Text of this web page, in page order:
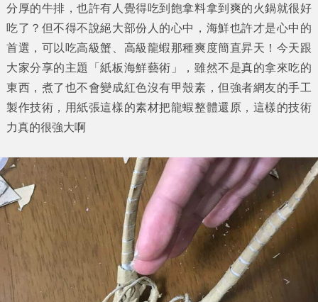
分厚的牛排，也許有人覺得吃到飽拿料拿到爽的火鍋就很好
吃了？但不得不說絕大部份人的心中，海鮮也許才是心中的
首選，可以吃高級蟹、高級龍蝦那種爽度簡直昇天！今天跟
大家分享的主題「紙板海鮮藝術 」，雖然不是真的拿來吃的
東西，煮了也不會變成紅色沒有甲殼素，但強者網友的手工
製作技術，用紙張這樣的素材把龍蝦整體還原，這樣的技術
力真的很強大啊